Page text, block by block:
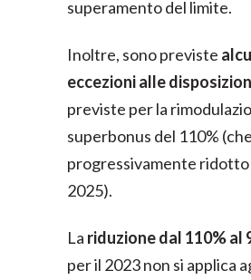
superamento del limite.
Inoltre, sono previste
eccezioni alle
previste per la
superbonus del 110%
progressivamente ridotto
2025).
La riduzione dal 110% al
per il 2023 non si applica